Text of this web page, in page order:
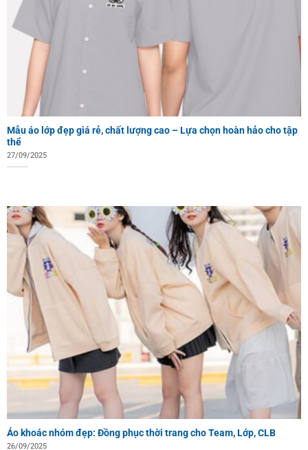
Mẫu áo lớp đẹp giá rẻ, chất lượng cao – Lựa chọn hoàn hảo cho tập
thể
27/09/2025
Áo khoác nhóm đẹp: Đồng phục thời trang cho Team, Lớp, CLB
26/09/2025